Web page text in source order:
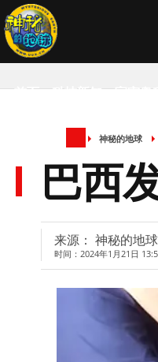
首页 科技新知 宇宙奥
神秘的地球
巴西
来源： 神秘的地球
时间：2024年1月21日